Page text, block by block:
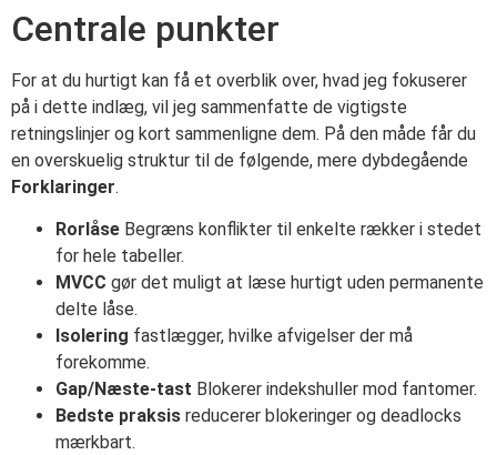
Centrale punkter
For at du hurtigt kan få et overblik over, hvad jeg fokuserer
på i dette indlæg, vil jeg sammenfatte de vigtigste
retningslinjer og kort sammenligne dem. På den måde får du
en overskuelig struktur til de følgende, mere dybdegående
Forklaringer.
Rorlåse Begræns konflikter til enkelte rækker i stedet
for hele tabeller.
MVCC gør det muligt at læse hurtigt uden permanente
delte låse.
Isolering fastlægger, hvilke afvigelser der må
forekomme.
Gap/Næste-tast Blokerer indekshuller mod fantomer.
Bedste praksis reducerer blokeringer og deadlocks
mærkbart.